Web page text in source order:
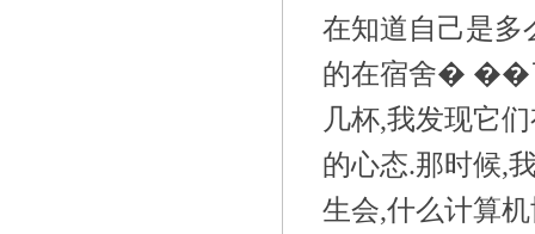
在知道自己是多
的在宿舍� ��
几杯,我发现它
的心态.那时候,
生会,什么计算